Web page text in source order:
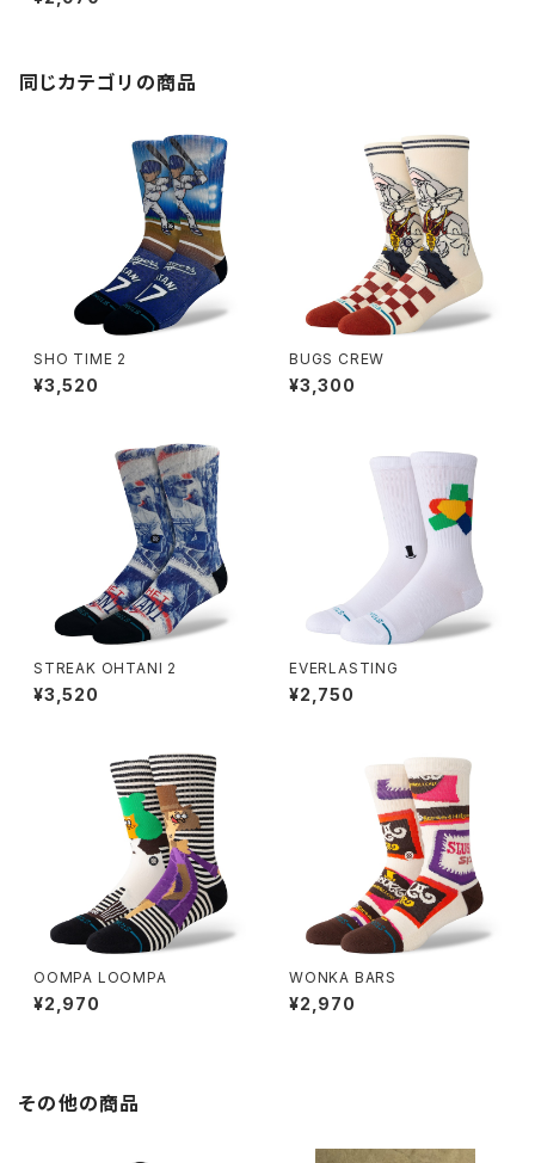
同じカテゴリの商品
SHO TIME 2
¥3,520
BUGS CREW
¥3,300
STREAK OHTANI 2
¥3,520
EVERLASTING
¥2,750
OOMPA LOOMPA
¥2,970
WONKA BARS
¥2,970
その他の商品